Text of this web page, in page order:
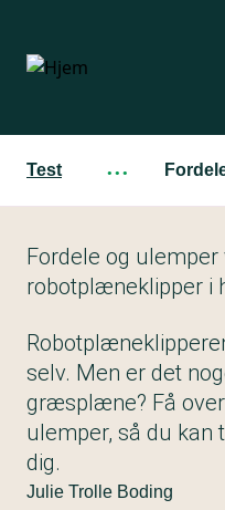
hovedindhold
Test ···
Fordele og ulemper
robotplæneklipper i
selv. Men er det
græsplæne? Få
ulemper, så du
dig.
Julie Trolle Boding